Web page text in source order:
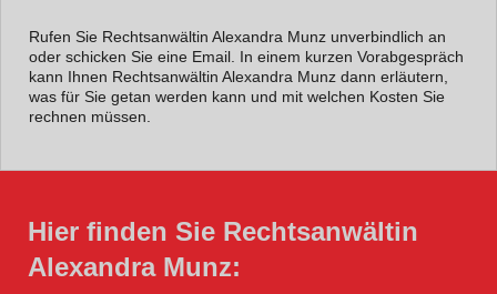
Rufen Sie Rechtsanwältin Alexandra Munz unverbindlich an
oder schicken Sie eine Email. In einem kurzen Vorabgespräch
kann Ihnen Rechtsanwältin Alexandra Munz dann erläutern,
was für Sie getan werden kann und mit welchen Kosten Sie
rechnen müssen.
Hier finden Sie Rechtsanwältin
Alexandra Munz: